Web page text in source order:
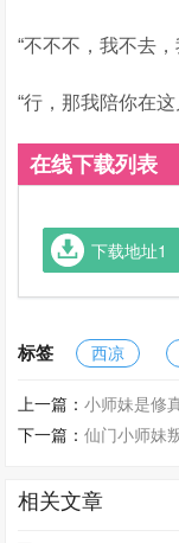
“不不不，我不去
“行，那我陪你在
在线下载列表
下载地址1
标签 西凉
上一篇：小师妹是修
下一篇：仙门小师妹
相关文章